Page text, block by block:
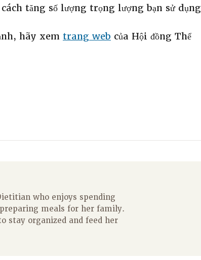
tăng số lượng trọng lượng bạn sử dụng
hãy xem trang web của Hội đồng Thể
who enjoys spending
meals for her family.
stay organized and feed her